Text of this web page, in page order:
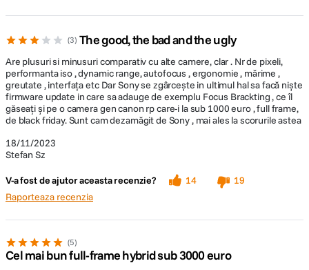
Alegeti aspectul, pentru filme mai expresive
3 The good, the bad and the ugly
18/11/2023
Stefan Sz
Are plusuri si minusuri comparativ cu alte camere, clar . Nr de pixeli,
performanta iso , dynamic range, autofocus , ergonomie , mărime ,
greutate , interfața etc Dar Sony se zgârcește in ultimul hal sa facă niște
firmware update in care sa adauge de exemplu Focus Brackting , ce îl
găseați și pe o camera gen canon rp care-i la sub 1000 euro , full frame,
de black friday. Sunt cam dezamăgit de Sony , mai ales la scorurile astea
V-a fost de ajutor aceasta recenzie? 14
19
Raporteaza recenzia
5
Cel mai bun full-frame hybrid sub 3000 euro